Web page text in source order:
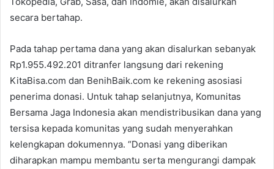
secara bertahap.
Pada tahap pertama dana yang akan disalurkan sebanyak
Rp1.955.492.201 ditranfer langsung dari rekening
KitaBisa.com dan BenihBaik.com ke rekening asosiasi
penerima donasi. Untuk tahap selanjutnya, Komunitas
Bersama Jaga Indonesia akan mendistribusikan dana yang
tersisa kepada komunitas yang sudah menyerahkan
kelengkapan dokumennya. “Donasi yang diberikan
diharapkan mampu membantu serta mengurangi dampak